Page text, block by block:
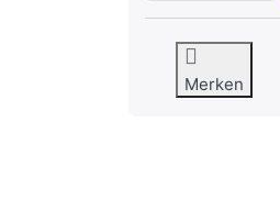
Merken